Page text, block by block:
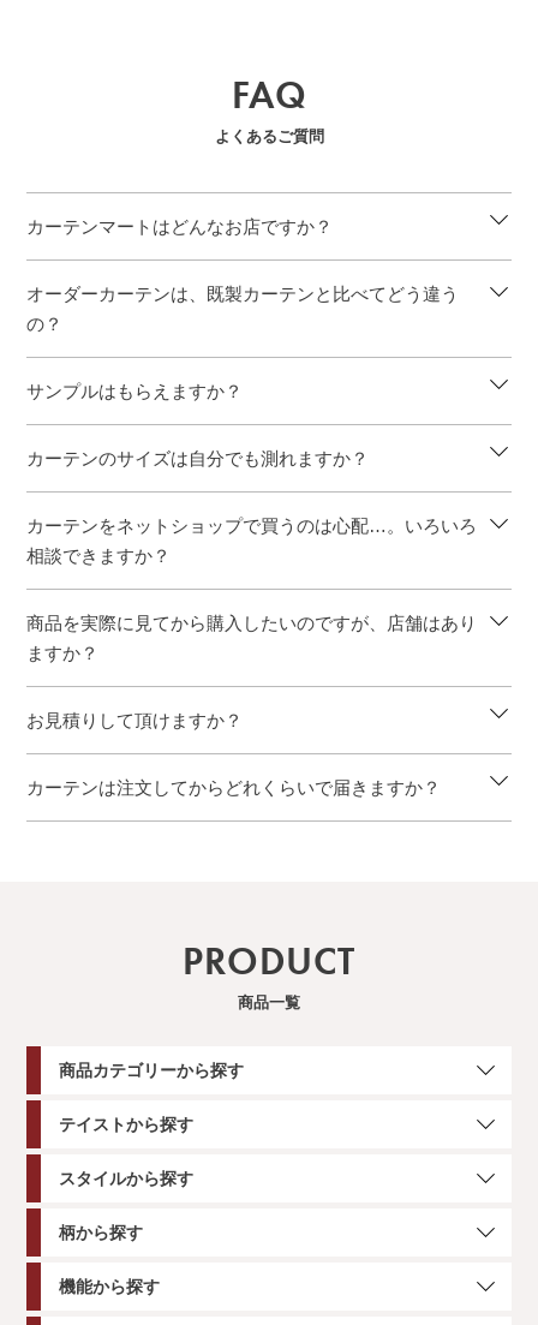
FAQ
よくあるご質問
カーテンマートはどんなお店ですか？
オーダーカーテンは、既製カーテンと比べてどう違う
の？
サンプルはもらえますか？
カーテンのサイズは自分でも測れますか？
カーテンをネットショップで買うのは心配…。いろいろ
相談できますか？
商品を実際に見てから購入したいのですが、店舗はあり
ますか？
お見積りして頂けますか？
カーテンは注文してからどれくらいで届きますか？
PRODUCT
商品一覧
商品カテゴリーから探す
テイストから探す
スタイルから探す
柄から探す
機能から探す